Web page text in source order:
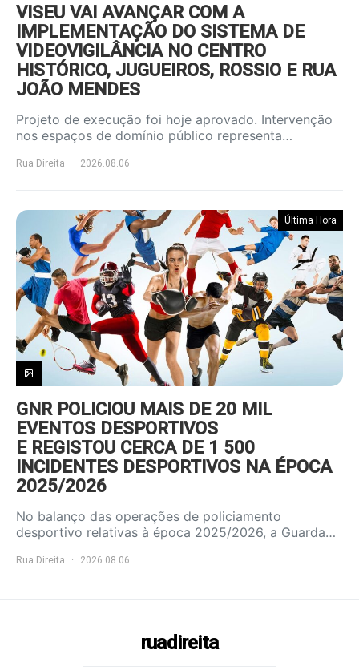
VISEU VAI AVANÇAR COM A
IMPLEMENTAÇÃO DO SISTEMA DE
VIDEOVIGILÂNCIA NO CENTRO
HISTÓRICO, JUGUEIROS, ROSSIO E RUA
JOÃO MENDES
Projeto de execução foi hoje aprovado. Intervenção
nos espaços de domínio público representa…
Rua Direita 2026.08.06
Última Hora
GNR POLICIOU MAIS DE 20 MIL
EVENTOS DESPORTIVOS
E REGISTOU CERCA DE 1 500
INCIDENTES DESPORTIVOS NA ÉPOCA
2025/2026
No balanço das operações de policiamento
desportivo relativas à época 2025/2026, a Guarda…
Rua Direita 2026.08.06
ruadireita